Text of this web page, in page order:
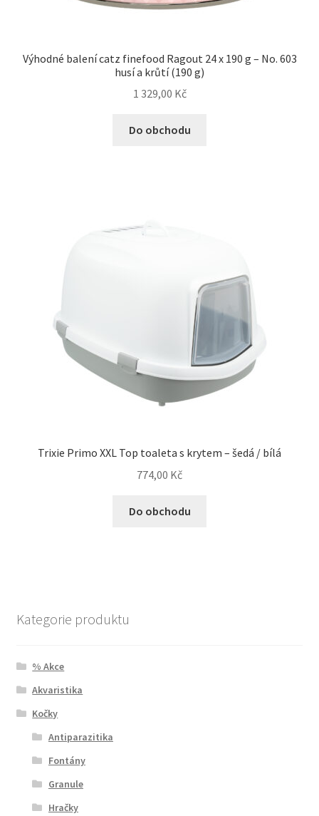
Výhodné balení catz finefood Ragout 24 x 190 g – No. 603
husí a krůtí (190 g)
1 329,00 Kč
Do obchodu
Trixie Primo XXL Top toaleta s krytem – šedá / bílá
774,00 Kč
Do obchodu
Kategorie produktu
% Akce
Akvaristika
Kočky
Antiparazitika
Fontány
Granule
Hračky